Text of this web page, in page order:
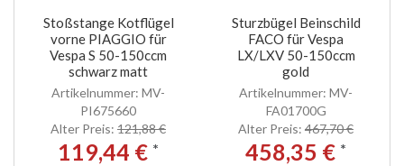
Stoßstange Kotflügel
vorne PIAGGIO für
Vespa S 50-150ccm
schwarz matt
Artikelnummer: MV-
PI675660
Alter Preis: 121,88 €
119,44 € *
Sturzbügel Beinschild
FACO für Vespa
LX/LXV 50-150ccm
gold
Artikelnummer: MV-
FA01700G
Alter Preis: 467,70 €
458,35 € *